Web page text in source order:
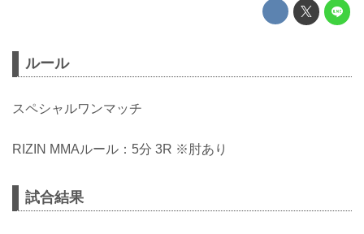
ルール
スペシャルワンマッチ
RIZIN MMAルール：5分 3R ※肘あり
試合結果